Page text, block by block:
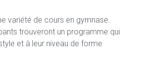
variété de cours en gymnase.
trouveront un programme qui
et à leur niveau de forme